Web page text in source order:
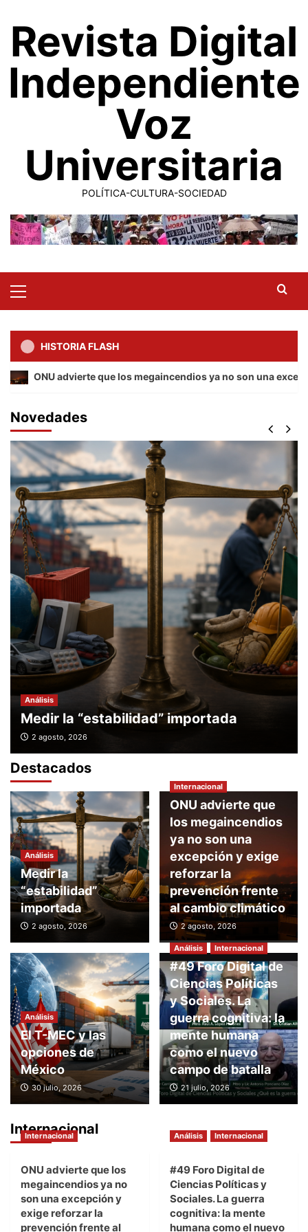
contenido
Revista Digital
Independiente
Voz
Universitaria
POLÍTICA-CULTURA-SOCIEDAD
Menu
HISTORIA FLASH
ONU advierte que los megaincendios ya no son una
Novedades
Análisis
Medir la “estabilidad” importada
2 agosto, 2026
Destacados
Análisis
Medir la
“estabilidad”
importada
2 agosto, 2026
Internacional
ONU advierte que
los megaincendios
ya no son una
excepción y exige
reforzar la
prevención frente
al cambio climático
2 agosto, 2026
Análisis
El T-MEC y las
opciones de
México
30 julio, 2026
Análisis Internacional
#49 Foro Digital de
Ciencias Políticas
y Sociales. La
guerra cognitiva: la
mente humana
como el nuevo
campo de batalla
21 julio, 2026
Internacional
Internacional
ONU advierte que los
megaincendios ya no
son una excepción y
exige reforzar la
prevención frente al
Análisis Internacional
#49 Foro Digital de
Ciencias Políticas y
Sociales. La guerra
cognitiva: la mente
humana como el nuevo